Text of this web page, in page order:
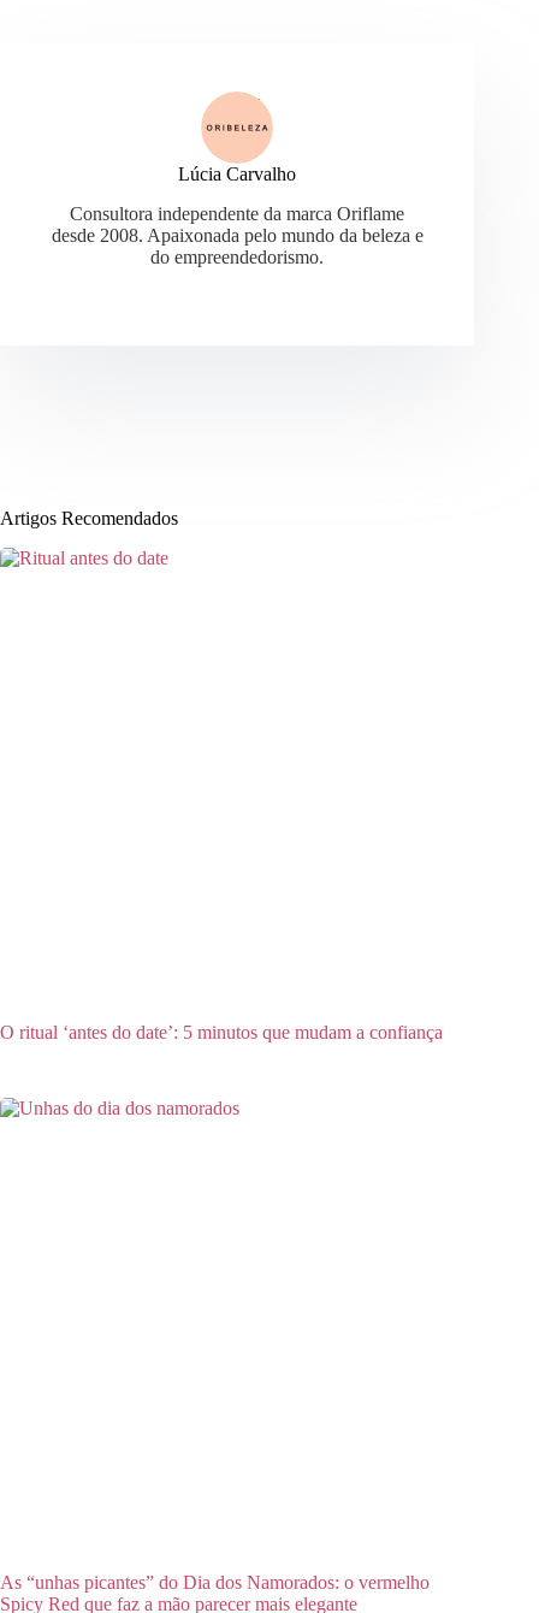
Lúcia Carvalho
Consultora independente da marca Oriflame
desde 2008. Apaixonada pelo mundo da beleza e
do empreendedorismo.
Artigos Recomendados
O ritual ‘antes do date’: 5 minutos que mudam a confiança
As “unhas picantes” do Dia dos Namorados: o vermelho
Spicy Red que faz a mão parecer mais elegante